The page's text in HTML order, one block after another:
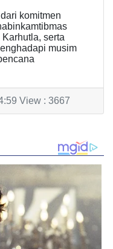
komitmen
serta
musim
View : 3667